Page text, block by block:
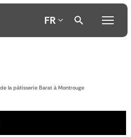
FR
la pâtisserie Barat à Montrouge